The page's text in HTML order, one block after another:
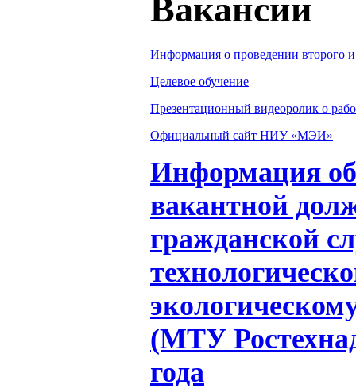
Вакансии
Информация о проведении второго и
Целевое обучение
Презентационный видеоролик о
Официальный сайт НИУ «МЭИ»
Информация об
вакантной
гражданской
(МТУ
года